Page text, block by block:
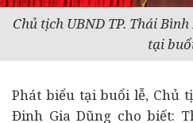
Chủ tịch UBND TP. Thái
tại
Phát biểu tại buổi lễ, Chủ
Đinh Gia Dũng cho biết: